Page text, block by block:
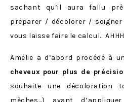
sachant qu’il aura fallu
préparer / décolorer /
vous laisse faire le calcul…
Amélie a d’abord procédé à
cheveux pour plus de
souhaite une décoloration